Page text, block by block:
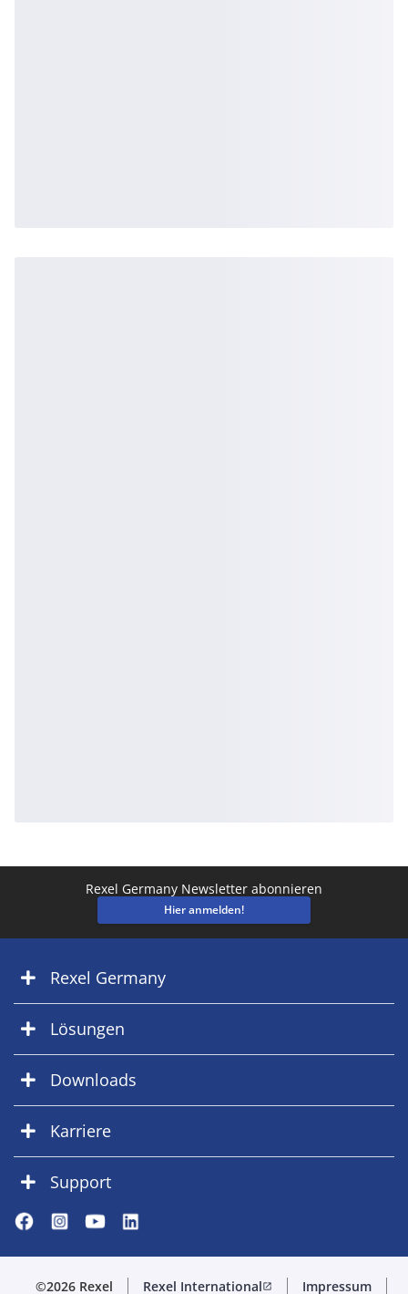
Rexel Germany Newsletter abonnieren
Hier anmelden!
Rexel Germany
Lösungen
Downloads
Karriere
Support
©2026 Rexel Rexel Internationalopen_in_new Impressum